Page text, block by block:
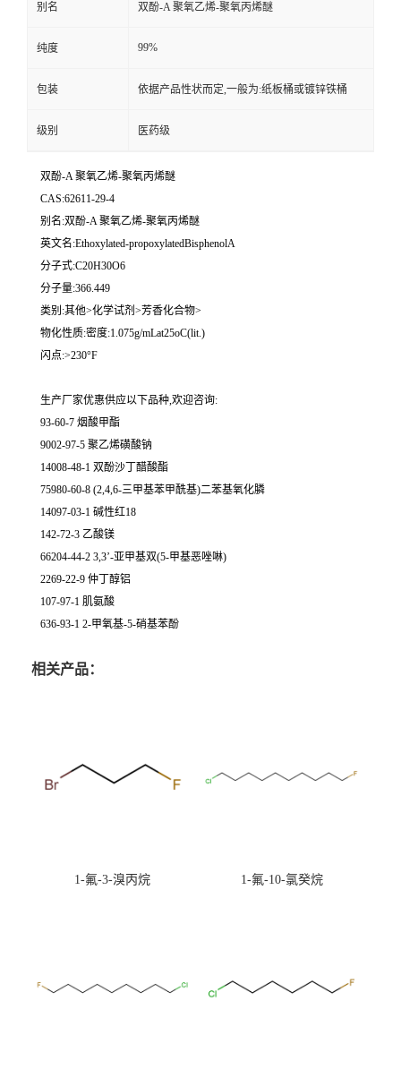
别名 双酚-A 聚氧乙烯-聚氧丙烯醚
纯度 99%
包装 依据产品性状而定,一般为:纸板桶或镀锌铁桶
级别 医药级
双酚-A 聚氧乙烯-聚氧丙烯醚
CAS:62611-29-4
别名:双酚-A 聚氧乙烯-聚氧丙烯醚
英文名:Ethoxylated-propoxylatedBisphenolA
分子式:C20H30O6
分子量:366.449
类别:其他>化学试剂>芳香化合物>
物化性质:密度:1.075g/mLat25oC(lit.)
闪点:>230°F
生产厂家优惠供应以下品种,欢迎咨询:
93-60-7 烟酸甲酯
9002-97-5 聚乙烯磺酸钠
14008-48-1 双酚沙丁醋酸酯
75980-60-8 (2,4,6-三甲基苯甲酰基)二苯基氧化膦
14097-03-1 碱性红18
142-72-3 乙酸镁
66204-44-2 3,3’-亚甲基双(5-甲基恶唑啉)
2269-22-9 仲丁醇铝
107-97-1 肌氨酸
636-93-1 2-甲氧基-5-硝基苯酚
相关产品：
1-氟-3-溴丙烷 1-氟-10-氯癸烷